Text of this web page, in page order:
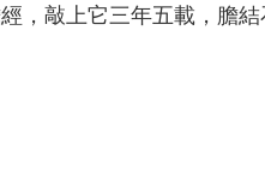
，敲上它三年五載，膽